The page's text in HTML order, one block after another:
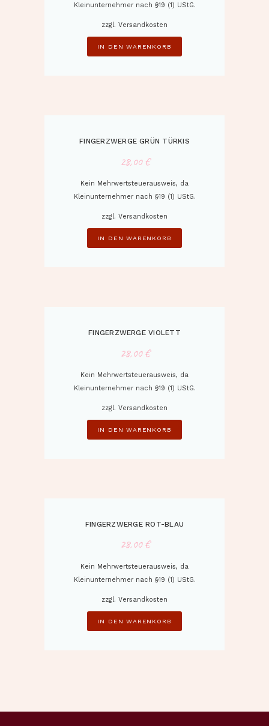
Kleinunternehmer nach §19 (1) UStG.
zzgl. Versandkosten
IN DEN WARENKORB
FINGERZWERGE GRÜN TÜRKIS
28,00€
Kein Mehrwertsteuerausweis, da
Kleinunternehmer nach §19 (1) UStG.
zzgl. Versandkosten
IN DEN WARENKORB
FINGERZWERGE VIOLETT
28,00€
Kein Mehrwertsteuerausweis, da
Kleinunternehmer nach §19 (1) UStG.
zzgl. Versandkosten
IN DEN WARENKORB
FINGERZWERGE ROT-BLAU
28,00€
Kein Mehrwertsteuerausweis, da
Kleinunternehmer nach §19 (1) UStG.
zzgl. Versandkosten
IN DEN WARENKORB